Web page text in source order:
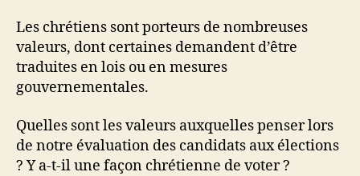
Les chrétiens sont porteurs de nombreuses
valeurs, dont certaines demandent d’être
traduites en lois ou en mesures
gouvernementales.
Quelles sont les valeurs auxquelles penser lors
de notre évaluation des candidats aux élections
? Y a-t-il une façon chrétienne de voter ?